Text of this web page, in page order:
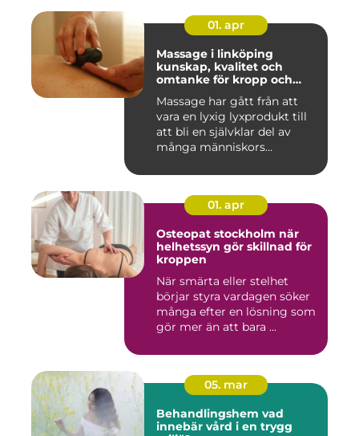
01. apr
Massage i linköping
kunskap, kvalitet och
omtanke för kropp och
Massage har gått från att
vara en lyxig lyxprodukt till
att bli en självklar del av
många människors...
01. apr
Osteopat stockholm när
helhetssyn gör skillnad för
kroppen
När smärta eller stelhet
börjar styra vardagen söker
många efter en lösning som
gör mer än att bara ...
05. mar
Behandlingshem vad
innebär vård i en trygg